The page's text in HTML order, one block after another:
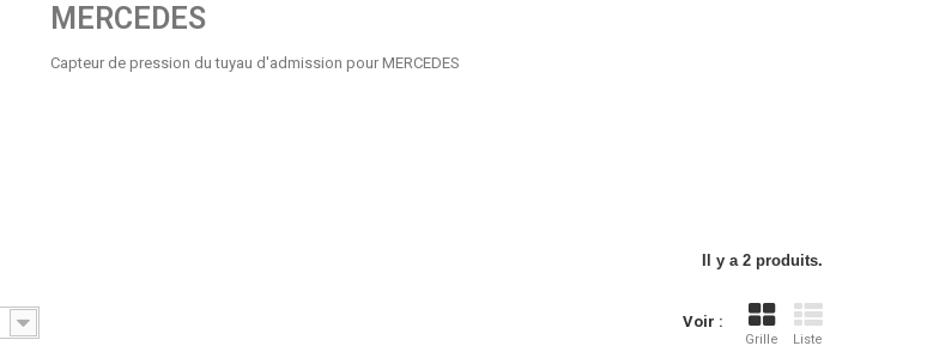
MERCEDES
Capteur de pression du tuyau d'admission pour MERCEDES
Il y a 2 produits.
Voir :
Grille Liste